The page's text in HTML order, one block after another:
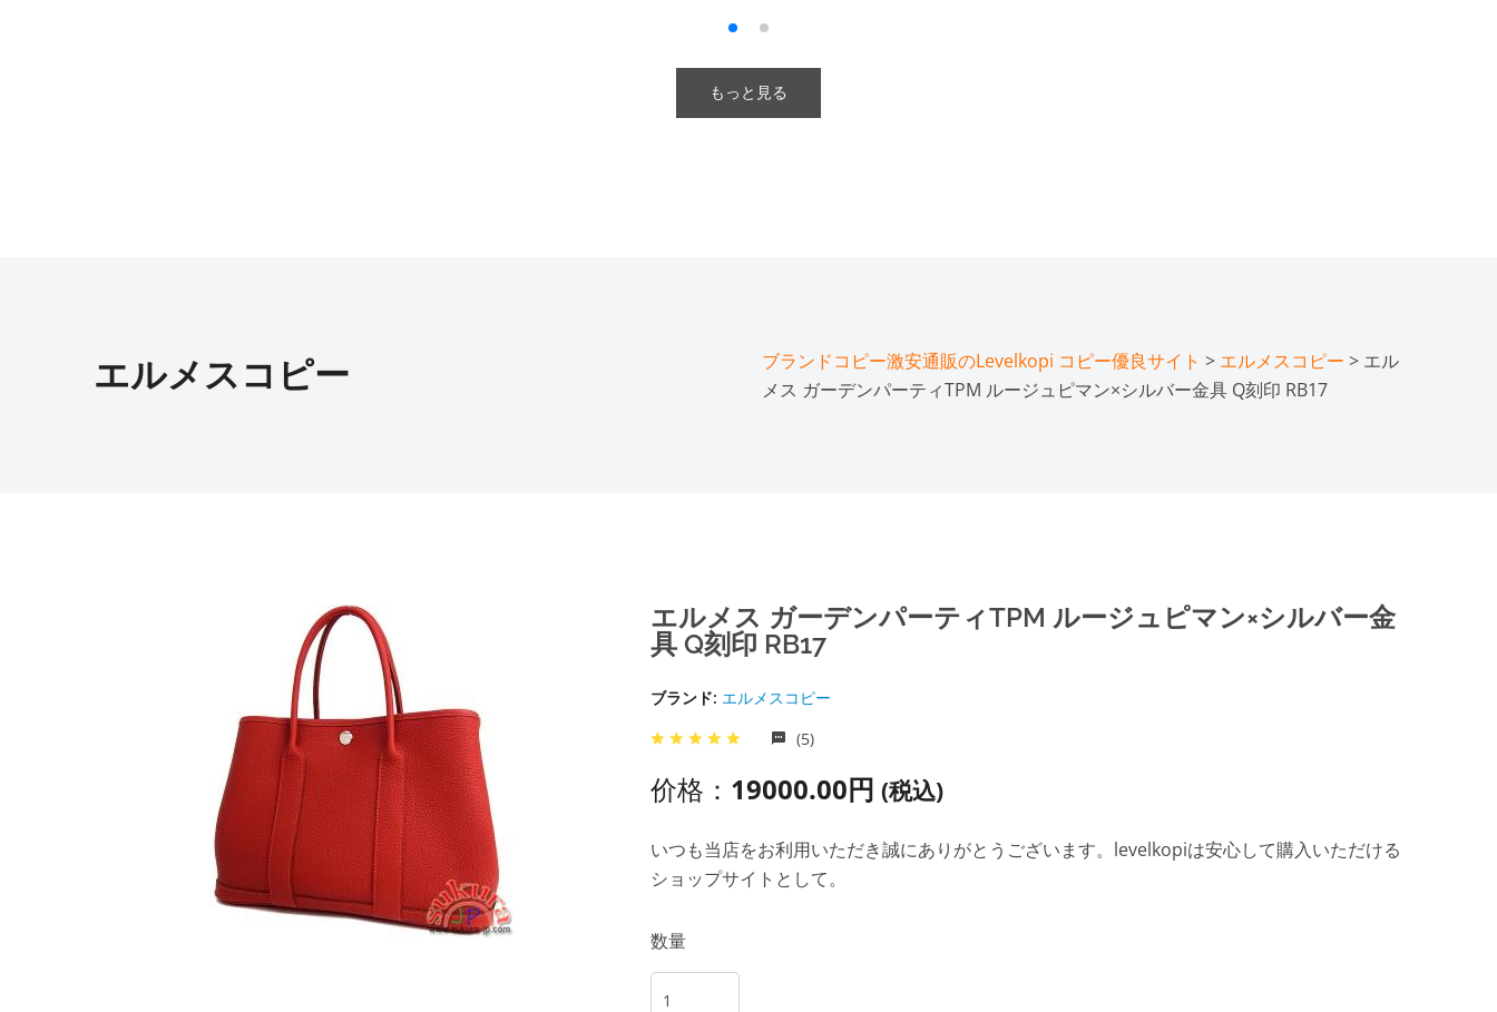
もっと見る
エルメスコピー ブランドコピー激安通販のLevelkopi コピー優良サイト > エルメスコピー > エル
メス ガーデンパーティTPM ルージュピマン×シルバー金具 Q刻印 RB17
エルメス ガーデンパーティTPM ルージュピマン×シルバー金
具 Q刻印 RB17
ブランド: エルメスコピー
(5)
价格： 19000.00円 (税込)
いつも当店をお利用いただき誠にありがとうございます。levelkopiは安心して購入いただける
ショップサイトとして。
数量